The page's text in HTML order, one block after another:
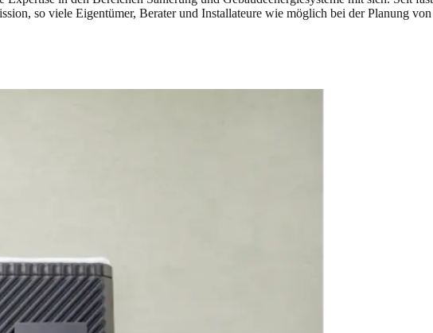
so viele Eigentümer, Berater und Installateure wie möglich bei der Planung von